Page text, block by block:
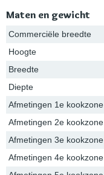
Maten en gewicht
Commerciële breedte
Hoogte
Breedte
Diepte
Afmetingen 1e kookzone
Afmetingen 2e kookzone
Afmetingen 3e kookzone
Afmetingen 4e kookzone